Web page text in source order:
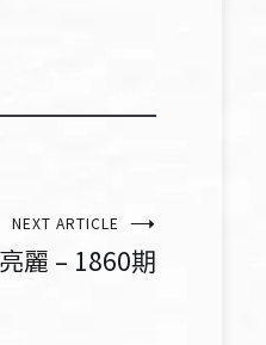
NEXT ARTICLE
麗 – 1860期